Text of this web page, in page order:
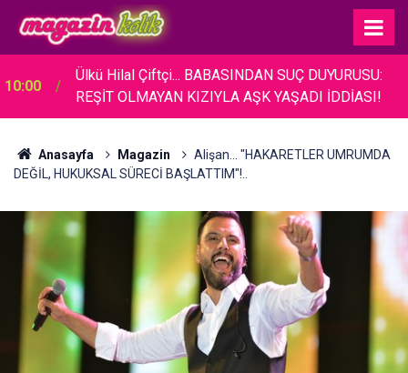
10:00
Ülkü Hilal Çiftçi... BABASINDAN SUÇ DUYURUSU:
REŞİT OLMAYAN KIZIYLA AŞK YAŞADI İDDİASI!
Anasayfa Magazin
Alişan... "HAKARETLER UMRUMDA
DEĞİL, HUKUKSAL SÜRECİ BAŞLATTIM"!..